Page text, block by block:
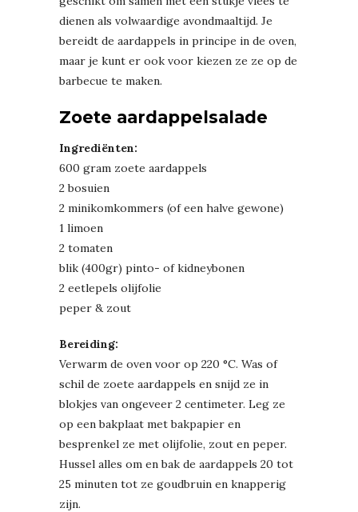
dienen als volwaardige avondmaaltijd. Je
bereidt de aardappels in principe in de oven,
maar je kunt er ook voor kiezen ze ze op de
barbecue te maken.
Zoete aardappelsalade
Ingrediënten:
600 gram zoete aardappels
2 bosuien
2 minikomkommers (of een halve gewone)
1 limoen
2 tomaten
blik (400gr) pinto- of kidneybonen
2 eetlepels olijfolie
peper & zout
Bereiding:
Verwarm de oven voor op 220 °C. Was of
schil de zoete aardappels en snijd ze in
blokjes van ongeveer 2 centimeter. Leg ze
op een bakplaat met bakpapier en
besprenkel ze met olijfolie, zout en peper.
Hussel alles om en bak de aardappels 20 tot
25 minuten tot ze goudbruin en knapperig
zijn.